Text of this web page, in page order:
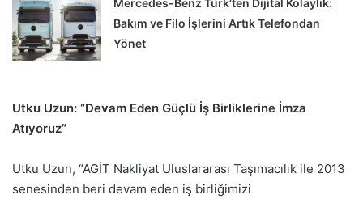
Mercedes-Benz Türk’ten Dijital Kolaylık:
Bakım ve Filo İşlerini Artık Telefondan
Yönet
Utku Uzun: “Devam Eden Güçlü İş Birliklerine İmza
Atıyoruz”
Utku Uzun, “AGİT Nakliyat Uluslararası Taşımacılık ile 2013
senesinden beri devam eden iş birliğimizi